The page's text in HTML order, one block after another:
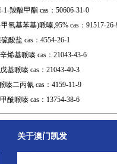
1-羧酸甲酯 cas：50606-31-0
氧基苯基)哌嗪,95% cas：91517-26-
酸盐 cas：4554-26-1
烯基哌嗪 cas：21043-43-6
基哌嗪 cas：21043-40-3
嗪二丙氰 cas：4159-11-9
酰哌嗪 cas：13754-38-6
关于澳门凯发